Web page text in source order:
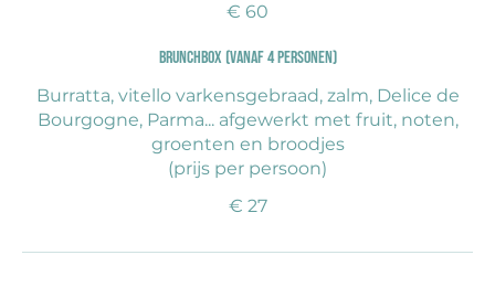
€ 60
Brunchbox (vanaf 4 personen)
Burratta, vitello varkensgebraad, zalm, Delice de
Bourgogne, Parma... afgewerkt met fruit, noten,
groenten en broodjes
(prijs per persoon)
€ 27